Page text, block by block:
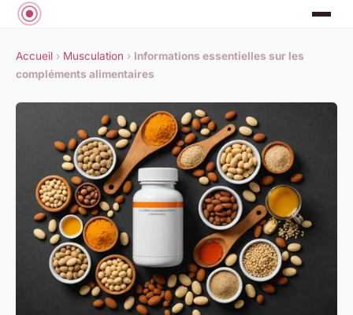
Accueil › Musculation › Informations essentielles sur les
compléments alimentaires